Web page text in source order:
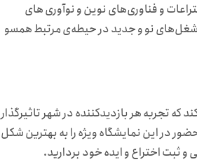
و فناوری‌های نوین و نوآوری های
شغل‌های نو و جدید در حیطه‌ی مرتبط همسو
تجربه هر بازدیدکننده در شهر تاثیرگذار
در این نمایشگاه ویژه را به بهترین شکل
ثبت اختراع و ایده خود بردارید.